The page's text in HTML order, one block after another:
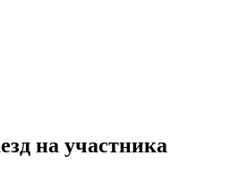
на участника